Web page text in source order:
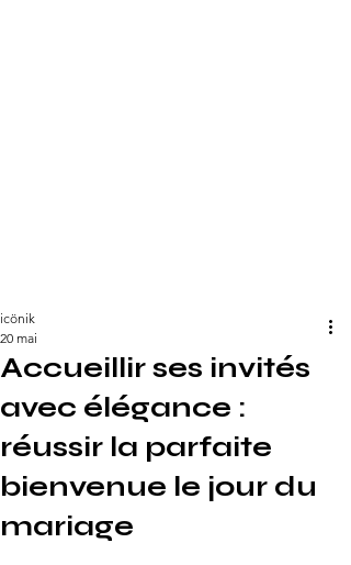
Accueillir ses invités
avec élégance :
réussir la parfaite
bienvenue le jour du
mariage
icönik
20 mai